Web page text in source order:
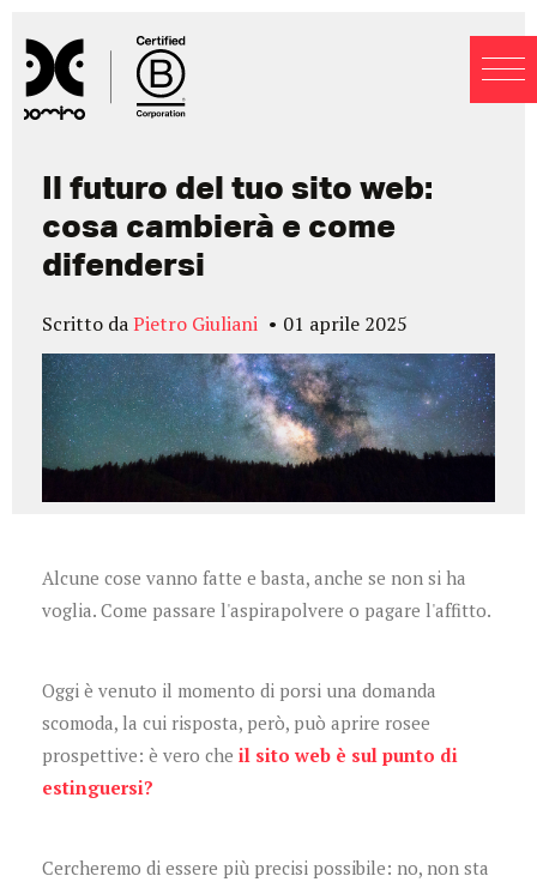
Blog
Il futuro del tuo sito web:
cosa cambierà e come
difendersi
Scritto daPietro Giuliani 01 aprile 2025
Alcune cose vanno fatte e basta, anche se non si ha
voglia. Come passare l'aspirapolvere o pagare l'affitto.
Oggi è venuto il momento di porsi una domanda
scomoda, la cui risposta, però, può aprire rosee
prospettive: è vero che il sito web è sul punto di
estinguersi?
Cercheremo di essere più precisi possibile: no, non sta